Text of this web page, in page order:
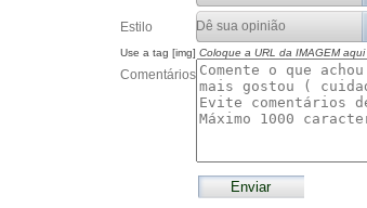
Estilo
Use a tag [img] Coloque a URL da IMAGEM aqui
Comentários